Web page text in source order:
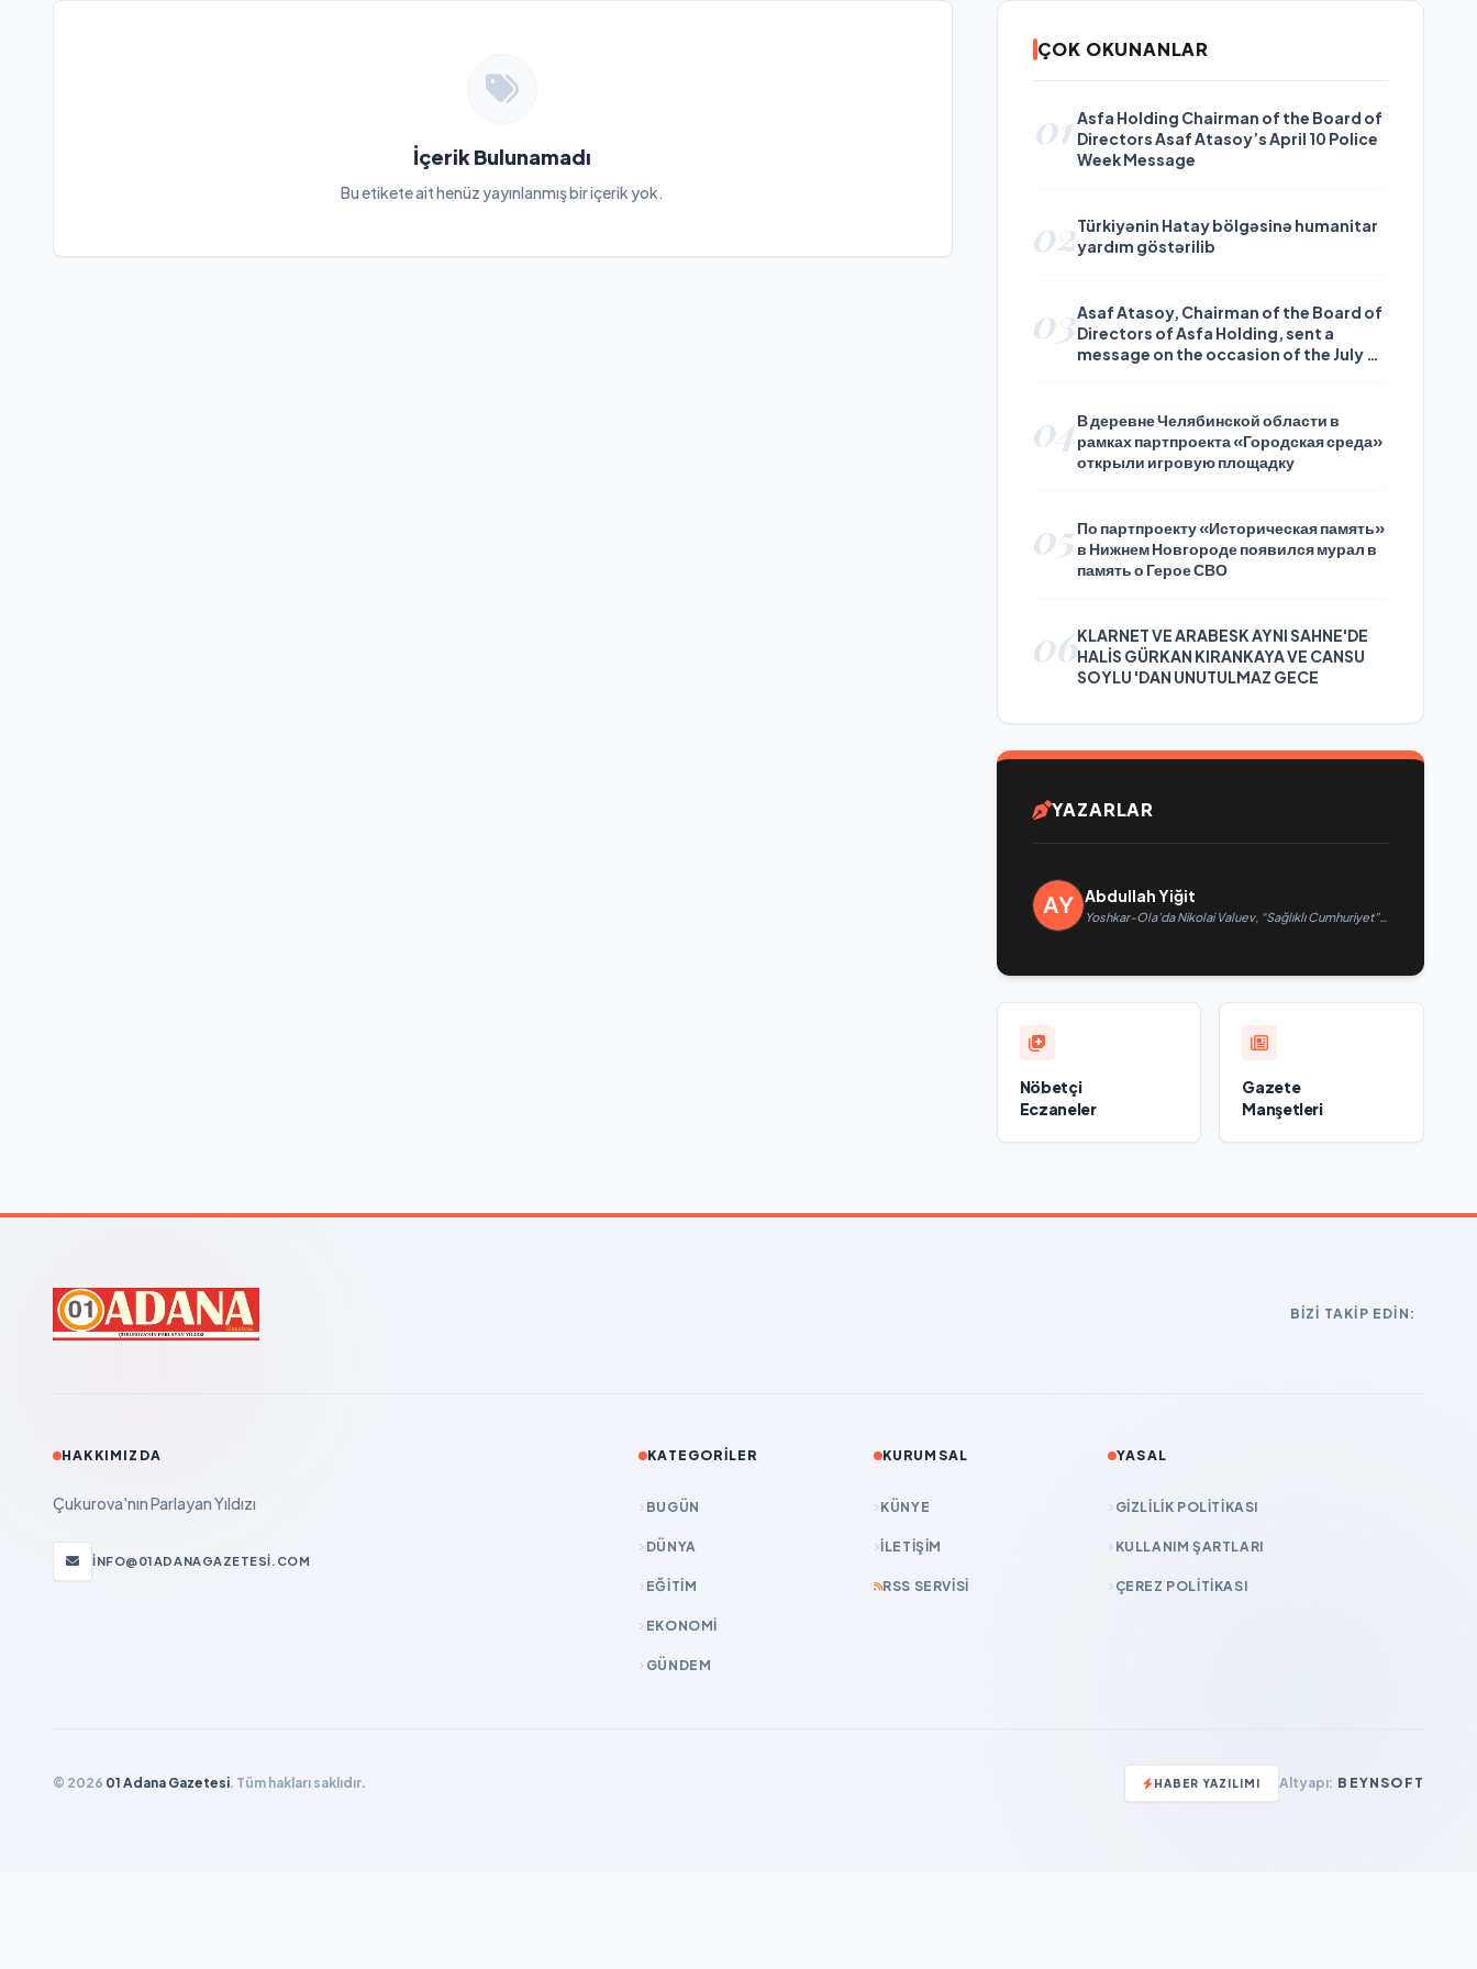
İçerik Bulunamadı
Bu etikete ait henüz yayınlanmış bir içerik yok.
ÇOK OKUNANLAR
01 Asfa Holding Chairman of the Board of
Directors Asaf Atasoy’s April 10 Police
Week Message
02Türkiyənin Hatay bölgəsinə humanitar
yardım göstərilib
03Asaf Atasoy, Chairman of the Board of
Directors of Asfa Holding, sent a
message on the occasion of the July 24
04В деревне Челябинской области в
рамках партпроекта «Городская среда»
открыли игровую площадку
05 По партпроекту «Историческая память»
в Нижнем Новгороде появился мурал в
память о Герое СВО
06KLARNET VE ARABESK AYNI SAHNE'DE
HALİS GÜRKAN KIRANKAYA VE CANSU
SOYLU 'DAN UNUTULMAZ GECE
YAZARLAR
Abdullah Yiğit
Yoshkar-Ola’da Nikolai Valuev, “Sağlıklı Cumhuriyet”
Nöbetçi
Eczaneler
Gazete
Manşetleri
BIZI TAKIP EDIN:
HAKKIMIZDA
Çukurova'nın Parlayan Yıldızı
INFO@01ADANAGAZETESI.COM
KATEGORILER
BUGÜN
DÜNYA
EĞİTİM
EKONOMİ
GÜNDEM
KURUMSAL
KÜNYE
İLETIŞIM
RSS SERVISI
YASAL
GIZLILIK POLITIKASI
KULLANIM ŞARTLARI
ÇEREZ POLITIKASI
© 2026 01 Adana Gazetesi. Tüm hakları saklıdır. HABER YAZILIMI Altyapı: BEYNSOFT